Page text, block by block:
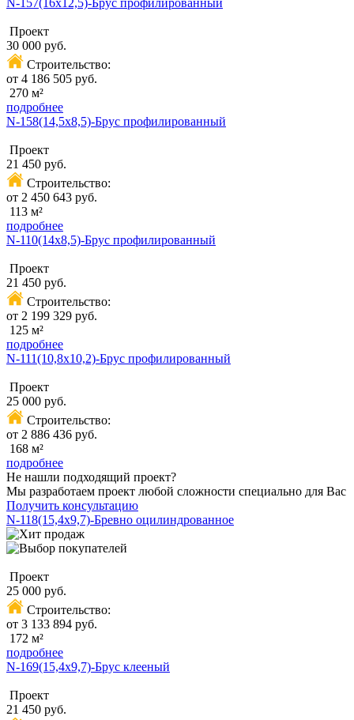
Проект
30 000 руб.
Строительство:
от 4 186 505 руб.
270 м²
подробнее
N-158(14,5x8,5)-Брус профилированный
Проект
21 450 руб.
Строительство:
от 2 450 643 руб.
113 м²
подробнее
N-110(14х8,5)-Брус профилированный
Проект
21 450 руб.
Строительство:
от 2 199 329 руб.
125 м²
подробнее
N-111(10,8х10,2)-Брус профилированный
Проект
25 000 руб.
Строительство:
от 2 886 436 руб.
168 м²
подробнее
Не нашли подходящий проект?
Мы разработаем проект любой сложности специально для Вас
Получить консультацию
N-118(15,4x9,7)-Бревно оцилиндрованное
Проект
25 000 руб.
Строительство:
от 3 133 894 руб.
172 м²
подробнее
N-169(15,4x9,7)-Брус клееный
Проект
21 450 руб.